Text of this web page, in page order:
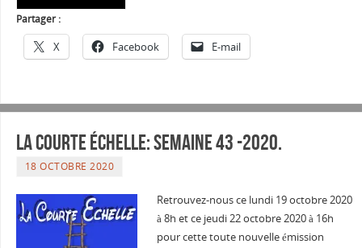
Partager :
X Facebook E-mail
La courte échelle: semaine 43 -2020.
18 OCTOBRE 2020
Retrouvez-nous ce lundi 19 octobre 2020
à 8h et ce jeudi 22 octobre 2020 à 16h
pour cette toute nouvelle émission